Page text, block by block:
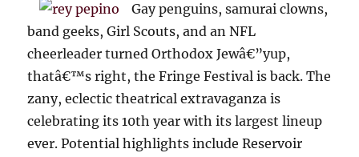
Gay penguins, samurai clowns,
band geeks, Girl Scouts, and an NFL
cheerleader turned Orthodox Jewâ€”yup,
thatâ€™s right, the Fringe Festival is back. The
zany, eclectic theatrical extravaganza is
celebrating its 10th year with its largest lineup
ever. Potential highlights include Reservoir